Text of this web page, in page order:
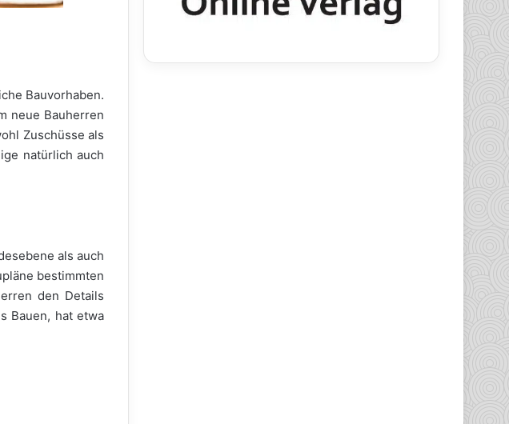
Bauvorhaben.
neue Bauherren
Zuschüsse als
natürlich auch
als auch
bestimmten
den Details
Bauen, hat etwa